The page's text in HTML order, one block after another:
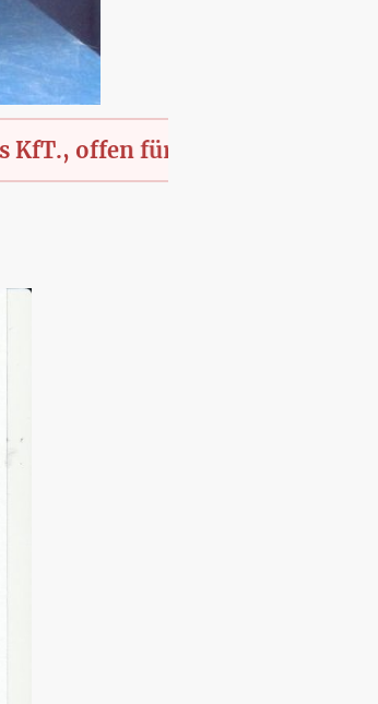
für alle Rassen und